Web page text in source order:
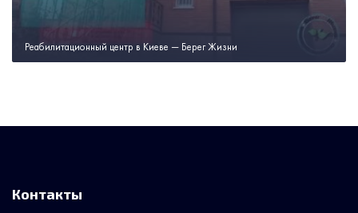
Реабилитационный центр в Киеве — Берег Жизни
Контакты